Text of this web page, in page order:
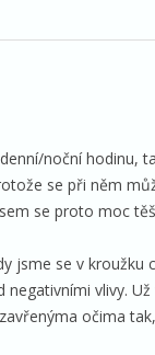
noční hodinu,
se při něm
se proto moc
jsme se v kroužku
vlivy.
očima